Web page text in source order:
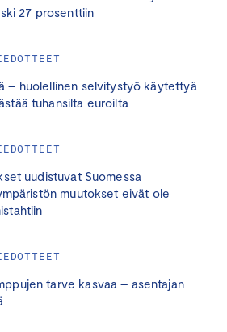
27 prosenttiin
– huolellinen selvitystyö käytettyä
tuhansilta euroilta
uudistuvat Suomessa
muutokset eivät ole
tarve kasvaa – asentajan